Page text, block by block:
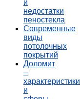
и
недостатки
пеностекла
Современные
виды
потолочных
покрытий
Доломит
–
характеристики
и